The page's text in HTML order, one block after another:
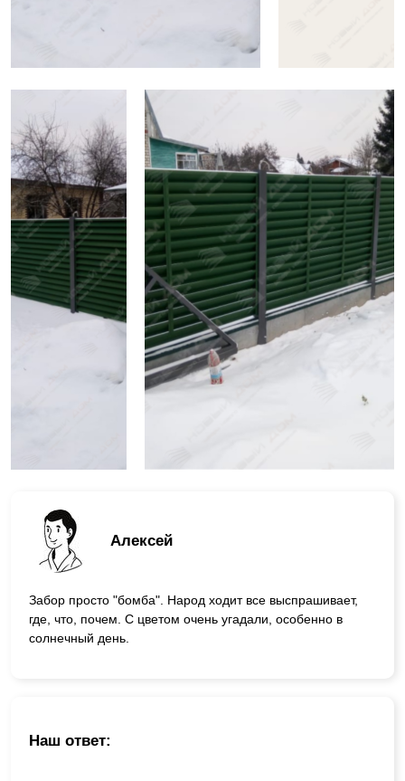
Алексей
Забор просто "бомба". Народ ходит все выспрашивает,
где, что, почем. С цветом очень угадали, особенно в
солнечный день.
Наш ответ: